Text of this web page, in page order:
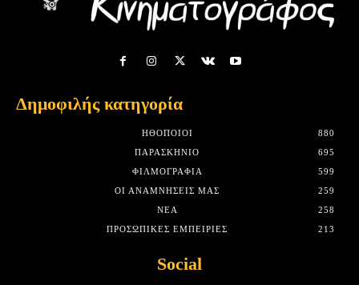
Δημοφιλής κατηγορία
HΘΟΠΟΙΟΊ
880
ΠΑΡΑΣΚΉΝΙΟ
695
ΦΙΛΜΟΓΡΑΦΊΑ
599
ΟΙ ΑΝΑΜΝΉΣΕΙΣ ΜΑΣ
259
ΝΈΑ
258
ΠΡΟΣΩΠΙΚΈΣ ΕΜΠΕΙΡΊΕΣ
213
Social